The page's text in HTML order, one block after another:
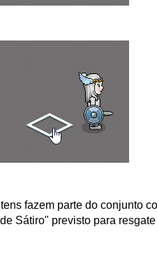
fazem parte do conjunto
Sátiro" previsto para